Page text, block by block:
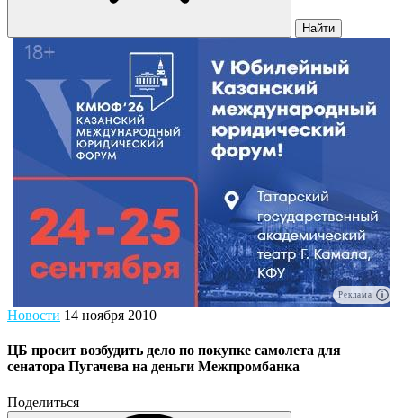
Найти
Реклама
Новости 14 ноября 2010
ЦБ просит возбудить дело по покупке самолета для
сенатора Пугачева на деньги Межпромбанка
Поделиться